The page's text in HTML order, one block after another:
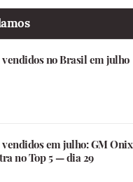
no Brasil em julho
em julho: GM Onix
no Top 5 — dia 29